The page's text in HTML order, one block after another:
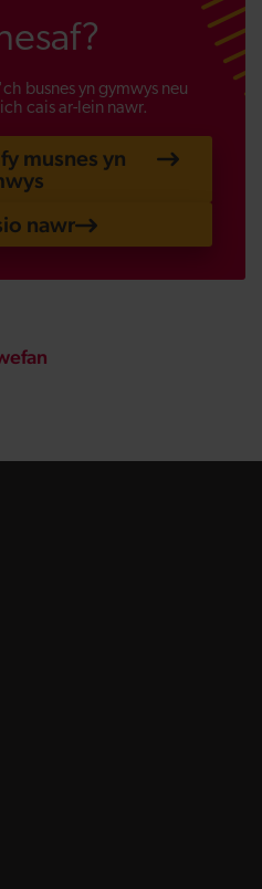
busnes yn gymwys neu
cais ar-lein nawr.
musnes yn
nawr